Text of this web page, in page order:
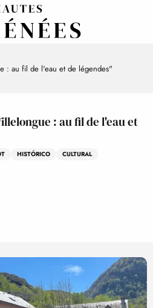
: au fil de l'eau et de légendes"
: au fil de l'eau et
HISTÓRICO
CULTURAL